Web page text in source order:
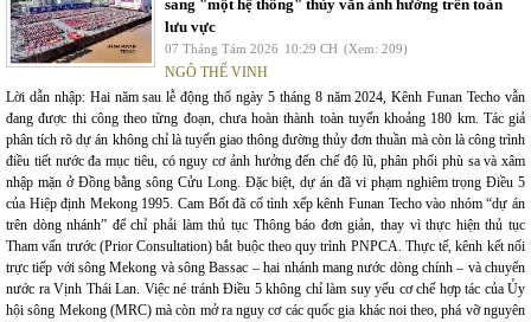
sang "một hệ thống" thủy văn ảnh hưởng trên toàn
lưu vực
07 Tháng Tám 2026 10:29 CH (Xem: 209)
NGÔ THẾ VINH
Lời dẫn nhập: Hai năm sau lễ động thổ ngày 5 tháng 8 năm 2024, Kênh Funan Techo vẫn
đang được thi công theo từng đoạn, chưa hoàn thành toàn tuyến khoảng 180 km. Tác giả
phân tích rõ dự án không chỉ là tuyến giao thông đường thủy đơn thuần mà còn là công trình
điều tiết nước đa mục tiêu, có nguy cơ ảnh hưởng đến chế độ lũ, phân phối phù sa và xâm
nhập mặn ở Đồng bằng sông Cửu Long. Đặc biệt, dự án đã vi phạm nghiêm trọng Điều 5
của Hiệp định Mekong 1995. Cam Bốt đã cố tình xếp kênh Funan Techo vào nhóm “dự án
trên dòng nhánh” để chỉ phải làm thủ tục Thông báo đơn giản, thay vì thực hiện thủ tục
Tham vấn trước (Prior Consultation) bắt buộc theo quy trình PNPCA. Thực tế, kênh kết nối
trực tiếp với sông Mekong và sông Bassac – hai nhánh mang nước dòng chính – và chuyển
nước ra Vịnh Thái Lan. Việc né tránh Điều 5 không chỉ làm suy yếu cơ chế hợp tác của Ủy
hội sông Mekong (MRC) mà còn mở ra nguy cơ các quốc gia khác noi theo, phá vỡ nguyên